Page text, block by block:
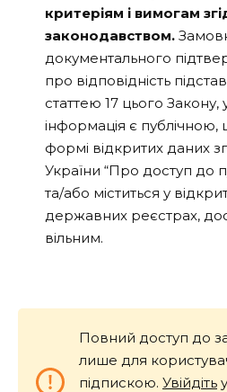
критеріям і вимогам
законодавством.
документального
про відповідність
статтею 17 цього Закону,
інформація є
формі відкритих даних
України “Про доступ до
та/або міститься у
державних реєстрах,
вільним.
Повний доступ до
лише для
підпискою. Увійдіть